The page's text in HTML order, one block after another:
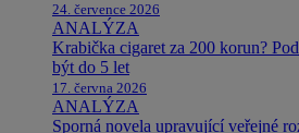
24. července 2026
ANALÝZA
Krabička cigaret za 200 korun?
být do 5 let
17. června 2026
ANALÝZA
Sporná novela upravující veřejné